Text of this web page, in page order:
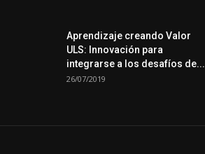
Aprendizaje creando Valor
ULS: Innovación para
integrarse a los desafíos de...
26/07/2019